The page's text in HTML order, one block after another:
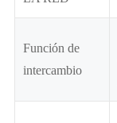
Función de
intercambio